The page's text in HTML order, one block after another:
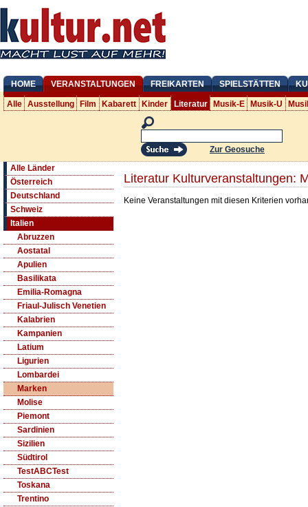
HOME VERANSTALTUNGEN FREIKARTEN SPIELSTÄTTEN
Alle Ausstellung Film Kabarett Kinder Literatur Musik-E Musik-U
Zur Geosuche
Alle Länder
Österreich
Deutschland
Schweiz
Italien
Abruzzen
Aostatal
Apulien
Basilikata
Emilia-Romagna
Friaul-Julisch Venetien
Kalabrien
Kampanien
Latium
Ligurien
Lombardei
Marken
Molise
Piemont
Sardinien
Sizilien
Südtirol
TestABCTest
Toskana
Trentino
Literatur Kulturveranstaltungen:
Keine Veranstaltungen mit diesen Kriterien